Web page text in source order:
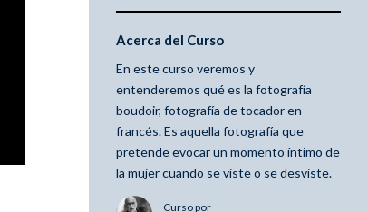
Acerca del Curso
En este curso veremos y
entenderemos qué es la fotografía
boudoir, fotografía de tocador en
francés. Es aquella fotografía que
pretende evocar un momento íntimo de
la mujer cuando se viste o se desviste.
Curso por